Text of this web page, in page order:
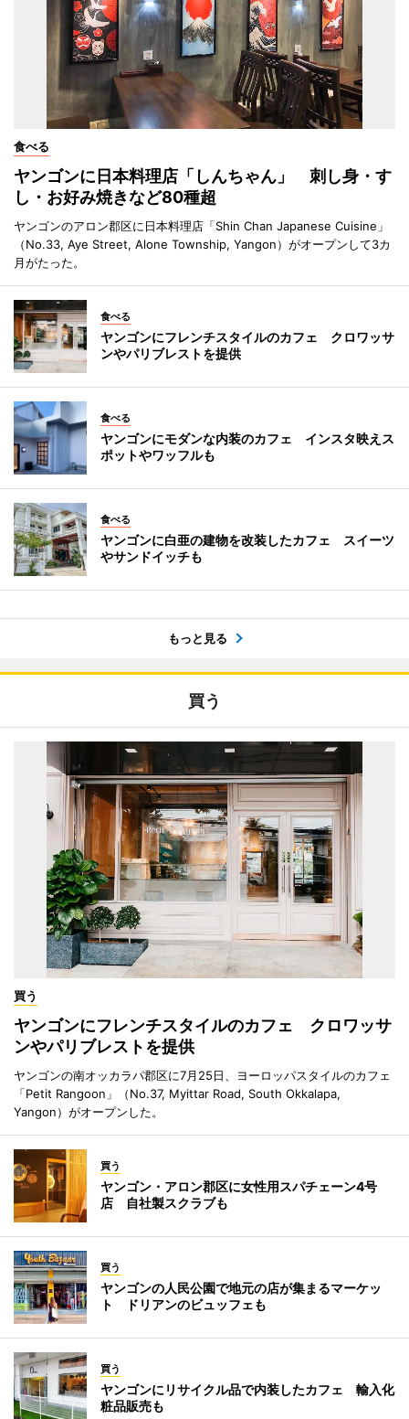
食べる
ヤンゴンに日本料理店「しんちゃん」 刺し身・す
し・お好み焼きなど80種超
ヤンゴンのアロン郡区に日本料理店「Shin Chan Japanese Cuisine」
（No.33, Aye Street, Alone Township, Yangon）がオープンして3カ
月がたった。
食べる
ヤンゴンにフレンチスタイルのカフェ クロワッサ
ンやパリブレストを提供
食べる
ヤンゴンにモダンな内装のカフェ インスタ映えス
ポットやワッフルも
食べる
ヤンゴンに白亜の建物を改装したカフェ スイーツ
やサンドイッチも
もっと見る
買う
買う
ヤンゴンにフレンチスタイルのカフェ クロワッサ
ンやパリブレストを提供
ヤンゴンの南オッカラパ郡区に7月25日、ヨーロッパスタイルのカフェ
「Petit Rangoon」（No.37, Myittar Road, South Okkalapa,
Yangon）がオープンした。
買う
ヤンゴン・アロン郡区に女性用スパチェーン4号
店 自社製スクラブも
買う
ヤンゴンの人民公園で地元の店が集まるマーケッ
ト ドリアンのビュッフェも
買う
ヤンゴンにリサイクル品で内装したカフェ 輸入化
粧品販売も